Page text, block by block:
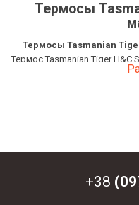
Термосы
Термосы Tasmanian
Термос Tasmanian Tiger H&C
+38